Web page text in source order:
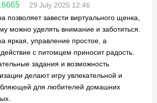
29 July 2025 12:46
позволяет завести виртуального щенка,
можно уделять внимание и заботиться.
яркая, управление простое, а
с питомцем приносит радость.
задания и возможность
делают игру увлекательной и
для любителей домашних